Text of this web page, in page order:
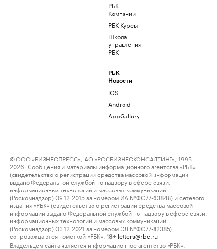
РБК
Компании
РБК Курсы
Школа
управления
РБК
РБК
Новости
iOS
Android
AppGallery
© ООО «БИЗНЕСПРЕСС», АО «РОСБИЗНЕСКОНСАЛТИНГ», 1995–
2026. Сообщения и материалы информационного агентства «РБК»
(свидетельство о регистрации средства массовой информации
выдано Федеральной службой по надзору в сфере связи,
информационных технологий и массовых коммуникаций
(Роскомнадзор) 09.12.2015 за номером ИА №ФС77-63848) и сетевого
издания «РБК» (свидетельство о регистрации средства массовой
информации выдано Федеральной службой по надзору в сфере связи,
информационных технологий и массовых коммуникаций
(Роскомнадзор) 03.12.2021 за номером ЭЛ №ФС77-82385)
сопровождаются пометкой «РБК».
18+ letters@rbc.ru
Владельцем сайта является информационное агентство «РБК».